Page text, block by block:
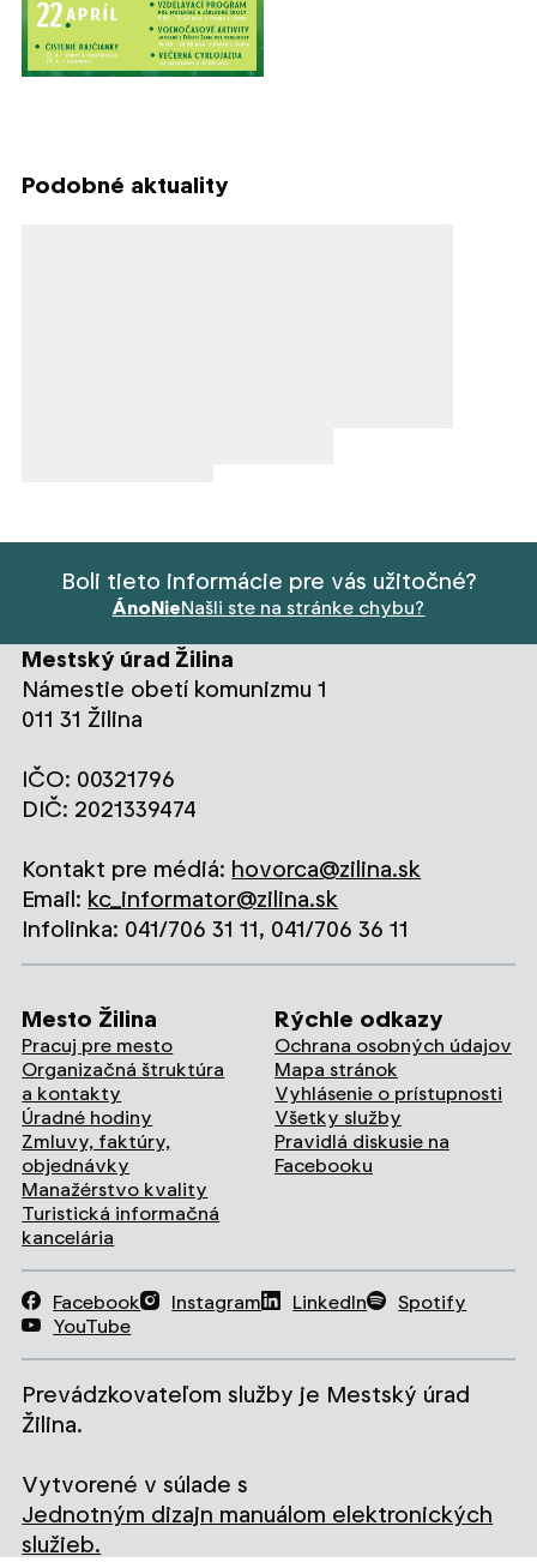
Podobné aktuality
Boli tieto informácie pre vás užitočné?
ÁnoNieNašli ste na stránke chybu?
Mestský úrad Žilina
Námestie obetí komunizmu 1
011 31 Žilina
IČO: 00321796
DIČ: 2021339474
Kontakt pre médiá: hovorca@zilina.sk
Email: kc_informator@zilina.sk
Infolinka: 041/706 31 11, 041/706 36 11
Mesto Žilina
Pracuj pre mesto
Organizačná štruktúra
a kontakty
Úradné hodiny
Zmluvy, faktúry,
objednávky
Manažérstvo kvality
Turistická informačná
kancelária
Rýchle odkazy
Ochrana osobných údajov
Mapa stránok
Vyhlásenie o prístupnosti
Všetky služby
Pravidlá diskusie na
Facebooku
Facebook Instagram LinkedIn
Spotify
YouTube
Prevádzkovateľom služby je Mestský úrad
Žilina.
Vytvorené v súlade s
Jednotným dizajn manuálom elektronických
služieb.